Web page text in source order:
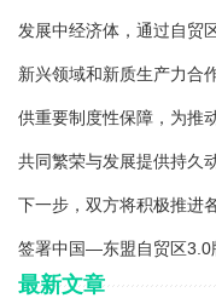
发展中经济体，通过自贸
新兴领域和新质生产力合
供重要制度性保障，为推
共同繁荣与发展提供持久
下一步，双方将积极推进
签署中国—东盟自贸区3.0
最新文章